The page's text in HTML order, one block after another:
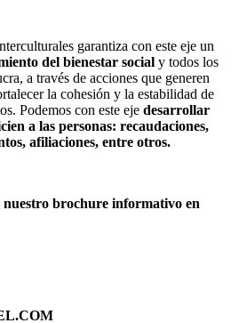
garantiza con este eje un
del bienestar socialy todos los
a través de acciones que generen
la cohesión y la estabilidad de
Podemos con este eje desarrollar
a las personas: recaudaciones,
afiliaciones, entre otros.
nuestro brochure informativo en